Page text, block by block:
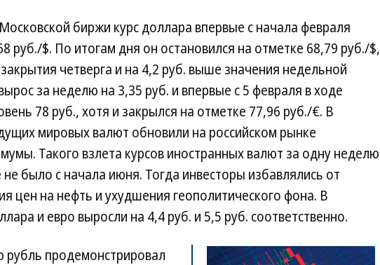
биржи курс доллара впервые с начала февраля
руб./$. По итогам дня он остановился на отметке 68,79 руб./$,
четверга и на 4,2 руб. выше значения недельной
за неделю на 3,35 руб. и впервые с 5 февраля в ходе
78 руб., хотя и закрылся на отметке 77,96 руб./€. В
мировых валют обновили на российском рынке
Такого взлета курсов иностранных валют за одну неделю
было с начала июня. Тогда инвесторы избавлялись от
цен на нефть и ухудшения геополитического фона. В
и евро выросли на 4,4 руб. и 5,5 руб. соответственно.
продемонстрировал